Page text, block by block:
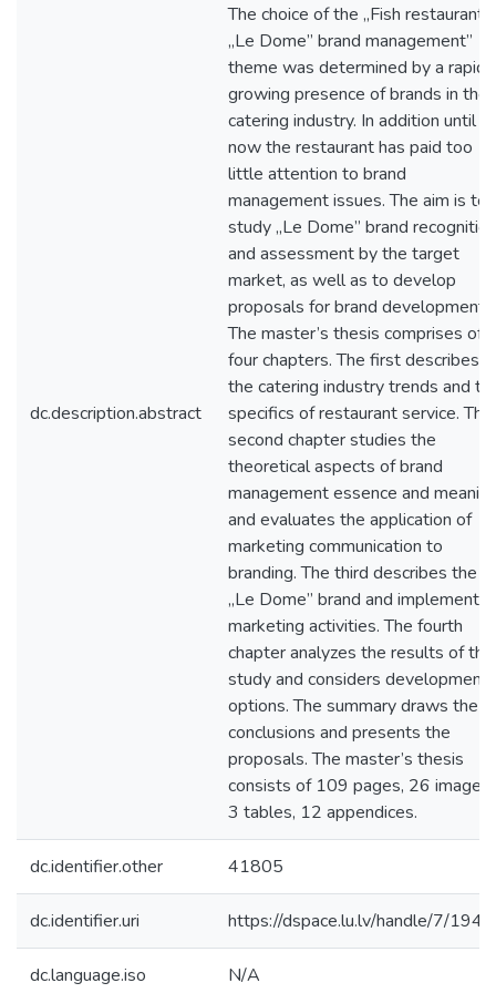
dc.description.abstract
The choice of the „Fish restaurant
„Le Dome” brand management”
theme was determined by a
growing presence of brands in the
catering industry. In addition until
now the restaurant has paid too
little attention to brand
management issues. The aim is to
study „Le Dome” brand recognition
and assessment by the target
market, as well as to develop
proposals for brand development.
The master’s thesis comprises of
four chapters. The first describes
the catering industry trends and
specifics of restaurant service. The
second chapter studies the
theoretical aspects of brand
management essence and
and evaluates the application of
marketing communication to
branding. The third describes the
„Le Dome” brand and
marketing activities. The fourth
chapter analyzes the results of the
study and considers development
options. The summary draws the
conclusions and presents the
proposals. The master’s thesis
consists of 109 pages, 26 images,
3 tables, 12 appendices.
dc.identifier.other 41805
dc.identifier.uri https://dspace.lu.lv/handle/7/
dc.language.iso N/A